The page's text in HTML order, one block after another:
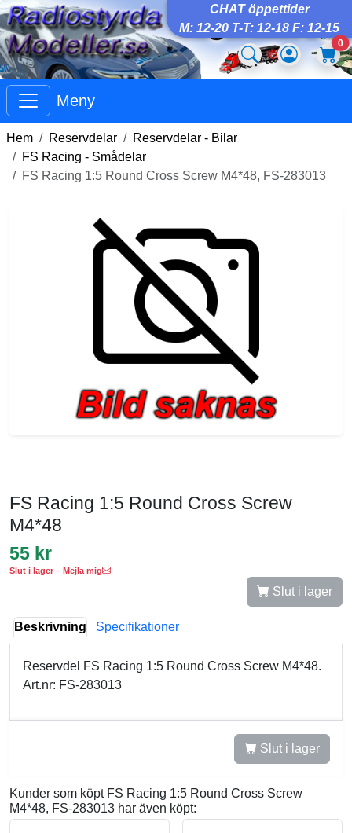
CHAT öppettider
M: 12-20 T-T: 12-18 F: 12-15
0
Meny
Hem Reservdelar
Reservdelar - Bilar
FS Racing - Smådelar
FS Racing 1:5 Round Cross Screw M4*48, FS-283013
FS Racing 1:5 Round Cross Screw
M4*48
55 kr
Slut i lager – Mejla mig
Slut i lager
Beskrivning Specifikationer
Reservdel FS Racing 1:5 Round Cross Screw M4*48.
Art.nr: FS-283013
Slut i lager
Kunder som köpt FS Racing 1:5 Round Cross Screw
M4*48, FS-283013 har även köpt: